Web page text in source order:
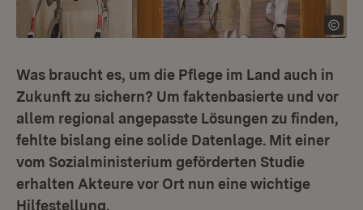
Was braucht es, um die Pflege im Land auch in
Zukunft zu sichern? Um faktenbasierte und vor
allem regional angepasste Lösungen zu finden,
fehlte bislang eine solide Datenlage. Mit einer
vom Sozialministerium geförderten Studie
erhalten Akteure vor Ort nun eine wichtige
Hilfestellung.